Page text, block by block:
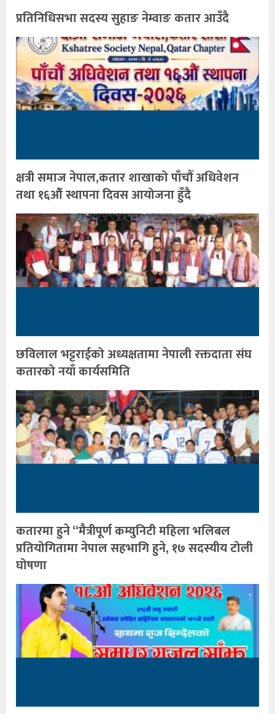
प्रतिनिधिसभा सदस्य सुहाङ नेम्वाङ कतार आउँदै
क्षत्री समाज नेपाल,कतार शाखाको पाँचौँ अधिवेशन
तथा १६औँ स्थापना दिवस आयोजना हुँदै
छविलाल भट्टराईको अध्यक्षतामा नेपाली रक्तदाता संघ
कतारको नयाँ कार्यसमिति
कतारमा हुने “मैत्रीपूर्ण कम्युनिटी महिला भलिबल
प्रतियोगितामा नेपाल सहभागि हुने, १७ सदस्यीय टोली
घोषणा